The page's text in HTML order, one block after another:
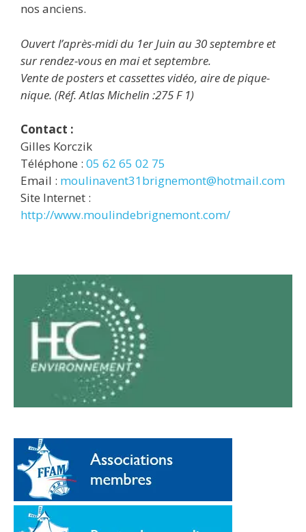
nos anciens.
Ouvert l’après-midi du 1er Juin au 30 septembre et
sur rendez-vous en mai et septembre.
Vente de posters et cassettes vidéo, aire de pique-
nique. (Réf. Atlas Michelin :275 F 1)
Contact :
Gilles Korczik
Téléphone : 05 62 65 02 75
Email : moulinavent31brignemont@hotmail.com
Site Internet :
http://www.moulindebrignemont.com/